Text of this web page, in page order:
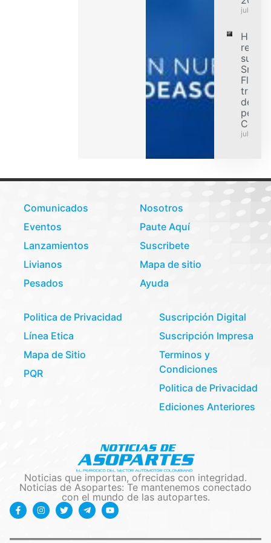
julio 31,
su
Smart
Flex
de
julio 31,
Comunicados
Eventos
Lanzamientos
Livianos
Pesados
Nosotros
Paute Aquí
Suscribete
Mapa de sitio
Ayuda
Politica de Privacidad
Línea Etica
Mapa de Sitio
PQR
Suscripción Digital
Suscripción Impresa
Terminos y
Condiciones
Politica de Privacidad
Ediciones Anteriores
Noticias que importan, ofrecidas con integridad.
Noticias de Asopartes: Te mantenemos conectado
con el mundo de las autopartes.